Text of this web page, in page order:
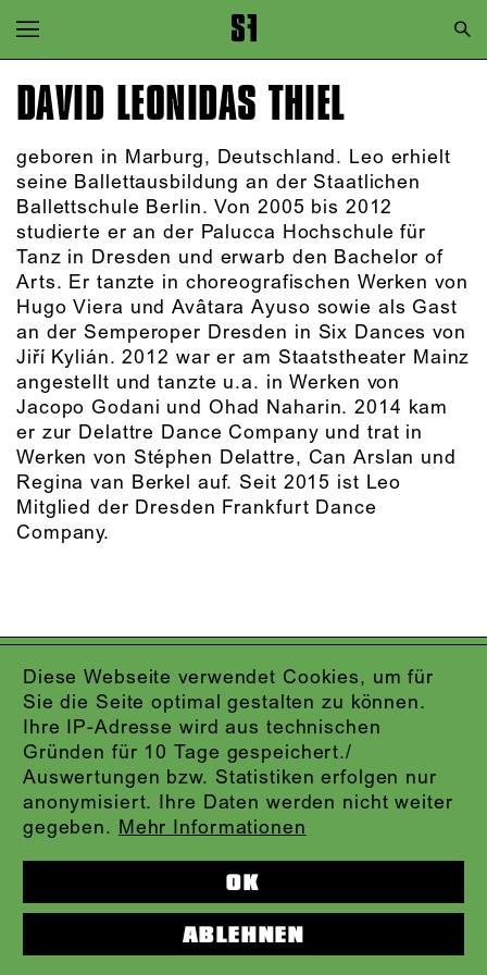
Zur Hauptnavigation springen
Zum Hauptinhalt springen
Diese Webseite verwendet Cookies, um für
Sie die Seite optimal gestalten zu können.
Ihre IP-Adresse wird aus technischen
Gründen für 10 Tage gespeichert./
Auswertungen bzw. Statistiken erfolgen nur
anonymisiert. Ihre Daten werden nicht weiter
gegeben. Mehr Informationen
OK
ABLEHNEN
DAVID LEONIDAS THIEL
geboren in Marburg, Deutschland. Leo erhielt
seine Ballettausbildung an der Staatlichen
Ballettschule Berlin. Von 2005 bis 2012
studierte er an der Palucca Hochschule für
Tanz in Dresden und erwarb den Bachelor of
Arts. Er tanzte in choreografischen Werken von
Hugo Viera und Avâtara Ayuso sowie als Gast
an der Semperoper Dresden in Six Dances von
Jiří Kylián. 2012 war er am Staatstheater Mainz
angestellt und tanzte u.a. in Werken von
Jacopo Godani und Ohad Naharin. 2014 kam
er zur Delattre Dance Company und trat in
Werken von Stéphen Delattre, Can Arslan und
Regina van Berkel auf. Seit 2015 ist Leo
Mitglied der Dresden Frankfurt Dance
Company.
IMPRESSUM
DATENSCHUTZ
AGB
KONTAKT
ABO-LOGIN
PRESSE
NEWSLETTER
069.212.49.49.4